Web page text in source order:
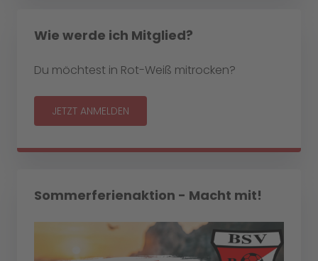
Wie werde ich Mitglied?
Du möchtest in Rot-Weiß mitrocken?
JETZT ANMELDEN
Sommerferienaktion - Macht mit!